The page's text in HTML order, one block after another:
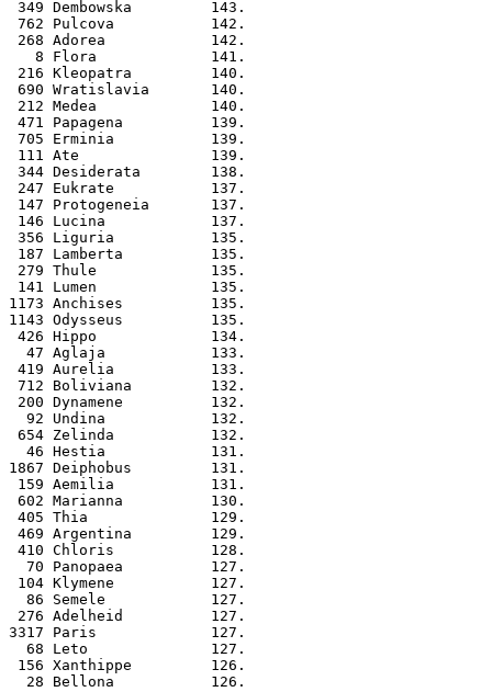
349 Dembowska         143.
762 Pulcova           142.
268 Adorea            142.
   8 Flora             141.
216 Kleopatra         140.
690 Wratislavia       140.
212 Medea             140.
471 Papagena          139.
705 Erminia           139.
111 Ate               139.
344 Desiderata        138.
247 Eukrate           137.
147 Protogeneia       137.
146 Lucina            137.
356 Liguria           135.
187 Lamberta          135.
279 Thule             135.
141 Lumen             135.
1173 Anchises          135.
1143 Odysseus          135.
426 Hippo             134.
  47 Aglaja            133.
419 Aurelia           133.
712 Boliviana         132.
200 Dynamene          132.
  92 Undina            132.
654 Zelinda           132.
  46 Hestia            131.
1867 Deiphobus         131.
159 Aemilia           131.
602 Marianna          130.
405 Thia              129.
469 Argentina         129.
410 Chloris           128.
  70 Panopaea          127.
104 Klymene           127.
  86 Semele            127.
276 Adelheid          127.
3317 Paris             127.
  68 Leto              127.
156 Xanthippe         126.
  28 Bellona           126.